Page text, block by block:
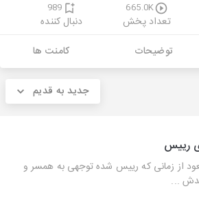
665.0K
تعداد پخش
989
دنبال کننده
توضیحات کامنت ها
جدید به قدیم
رییس
از زمانی که رییس شده توجهی به همسر و
...